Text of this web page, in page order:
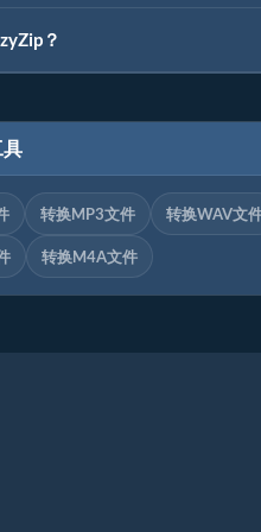
？
转换MP3文件 转换WAV文
转换M4A文件